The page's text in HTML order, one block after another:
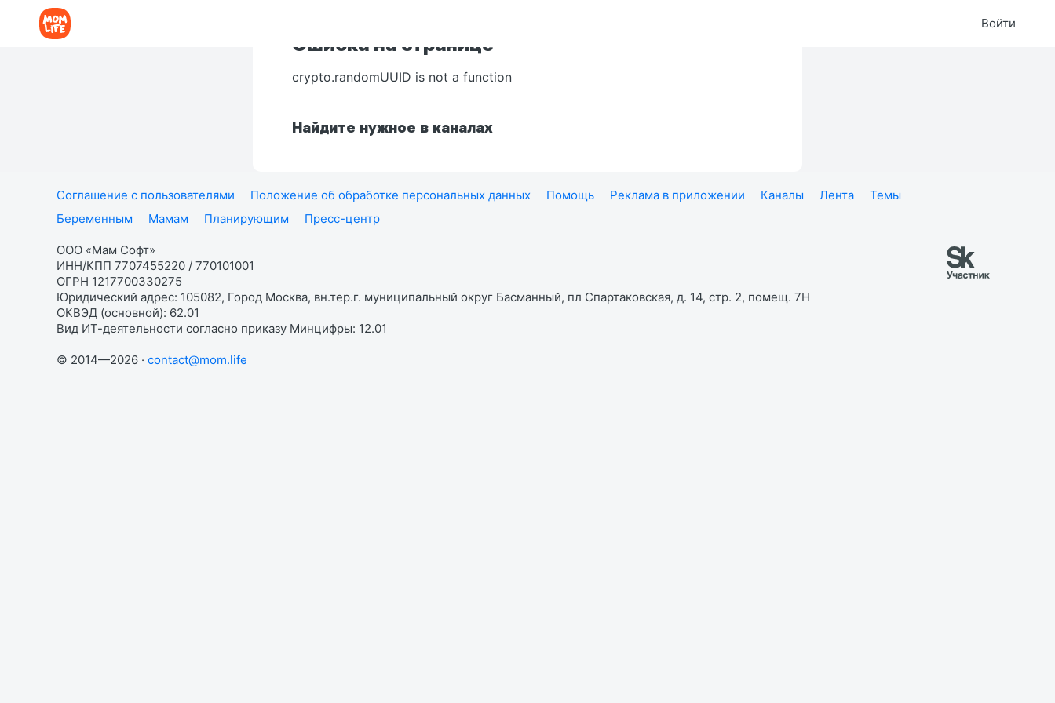
Войти
Ошибка на странице
crypto.randomUUID is not a function
Найдите нужное в каналах
Соглашение с пользователями Положение об обработке персональных данных Помощь Реклама в приложении Каналы Лента
Темы
Беременным
Мамам Планирующим Пресс-центр
ООО «Мам Софт»
ИНН/КПП 7707455220 / 770101001
ОГРН 1217700330275
Юридический адрес: 105082, Город Москва, вн.тер.г. муниципальный округ Басманный, пл Спартаковская, д. 14, стр. 2, помещ. 7Н
ОКВЭД (основной): 62.01
Вид ИТ-деятельности согласно приказу Минцифры: 12.01
© 2014—2026 · contact@mom.life